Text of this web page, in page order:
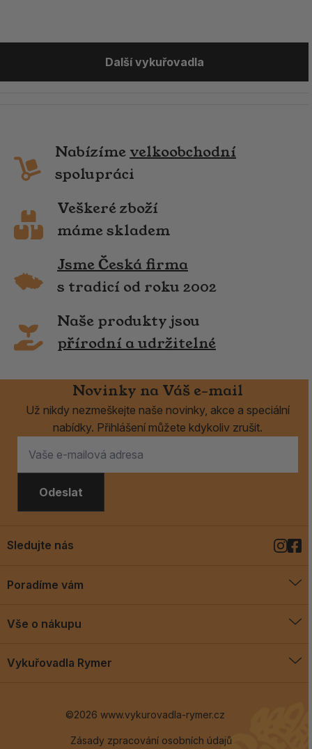
Další vykuřovadla
Nabízíme velkoobchodní
spolupráci
Veškeré zboží
máme skladem
Jsme Česká firma
s tradicí od roku 2002
Naše produkty jsou
přírodní a udržitelné
Novinky na Váš e-mail
Už nikdy nezmeškejte naše novinky, akce a speciální
nabídky. Přihlášení můžete kdykoliv zrušit.
Odeslat
Poradíme vám
Blog
Vše o nákupu
Vykuřovadla Rymer
Sledujte nás
©2026 www.vykurovadla-rymer.cz
Zásady zpracování osobních údajů